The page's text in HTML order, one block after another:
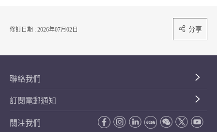
修訂日期 : 2026年07月02日 分享
聯絡我們
訂閱電郵通知
關注我們